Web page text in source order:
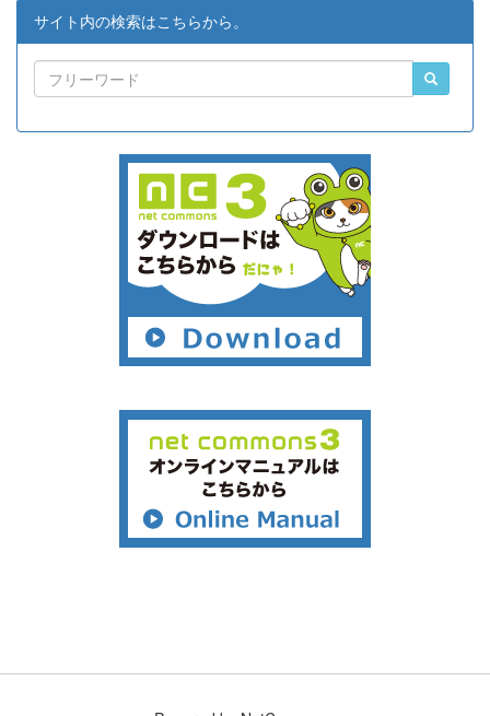
サイト内の検索はこちらから。